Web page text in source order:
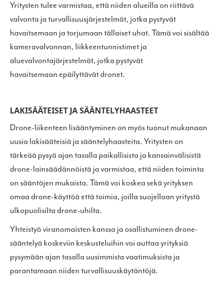
Yritysten tulee varmistaa, että niiden alueilla on riittävä
valvonta ja turvallisuusjärjestelmät, jotka pystyvät
havaitsemaan ja torjumaan tällaiset uhat. Tämä voi sisältää
kameravalvonnan, liikkeentunnistimet ja
aluevalvontajärjestelmät, jotka pystyvät
havaitsemaan epäilyttävät dronet.
LAKISÄÄTEISET JA SÄÄNTELYHAASTEET
Drone-liikenteen lisääntyminen on myös tuonut mukanaan
uusia lakisääteisiä ja sääntelyhaasteita. Yritysten on
tärkeää pysyä ajan tasalla paikallisista ja kansainvälisistä
drone-lainsäädännöistä ja varmistaa, että niiden toiminta
on sääntöjen mukaista. Tämä voi koskea sekä yrityksen
omaa drone-käyttöä että toimia, joilla suojellaan yritystä
ulkopuolisilta drone-uhilta.
Yhteistyö viranomaisten kanssa ja osallistuminen drone-
sääntelyä koskeviin keskusteluihin voi auttaa yrityksiä
pysymään ajan tasalla uusimmista vaatimuksista ja
parantamaan niiden turvallisuuskäytäntöjä.